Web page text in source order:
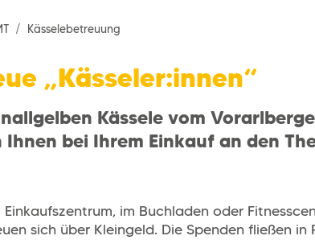
Kässelebetreuung
„Kässeler:innen“
Kässele vom
bei Ihrem Einkauf an den
im Buchladen oder
sich über Kleingeld. Die Spenden fließen in